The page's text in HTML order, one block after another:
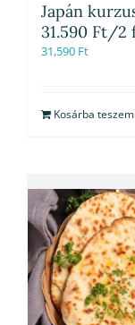
Japán
31.590 Ft/2
31,590 Ft
Kosárba teszem